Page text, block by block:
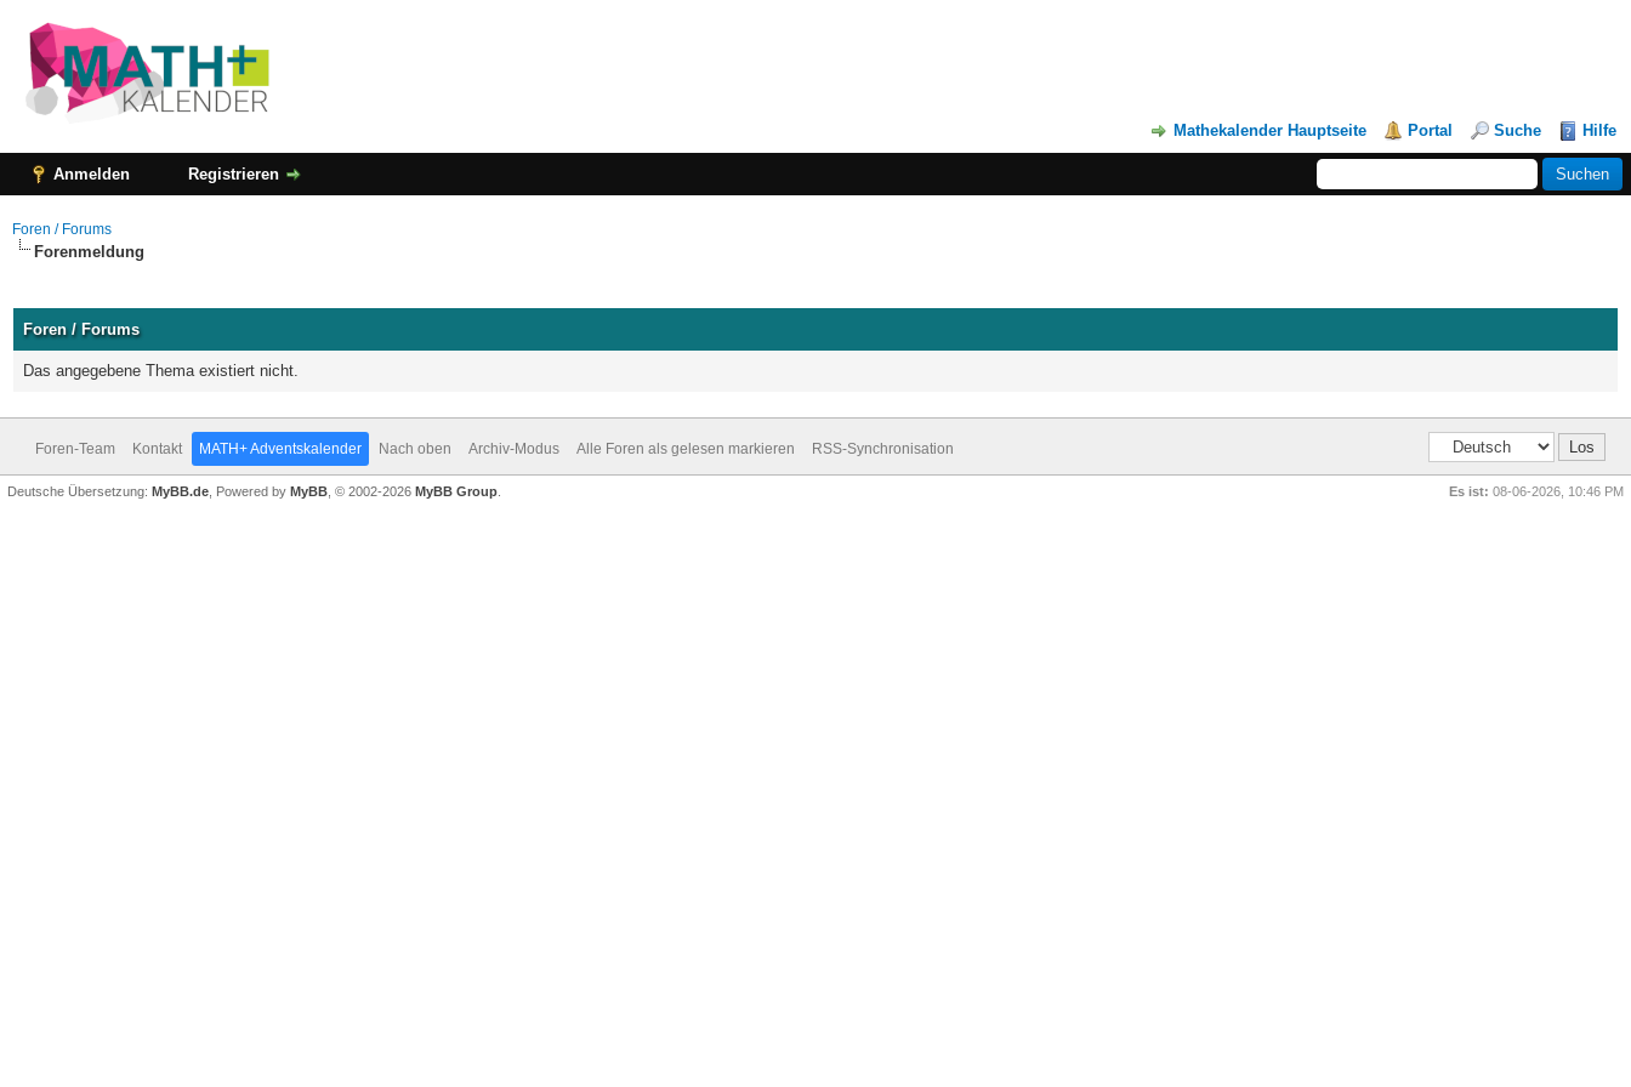
Mathekalender Hauptseite Portal Suche Hilfe
Anmelden Registrieren
Foren / Forums
Forenmeldung
Foren / Forums
Das angegebene Thema existiert nicht.
Foren-Team Kontakt MATH+ Adventskalender Nach oben Archiv-Modus Alle Foren als gelesen markieren RSS-Synchronisation
Es ist: 08-06-2026, 10:46 PM
Deutsche Übersetzung: MyBB.de , Powered by MyBB , © 2002-2026 MyBB Group